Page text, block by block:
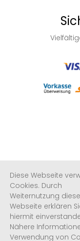
Diese Webseite
Cookies. Durch
Weiternutzung
Webseite erklären
hiermit
Nähere
Verwendung von